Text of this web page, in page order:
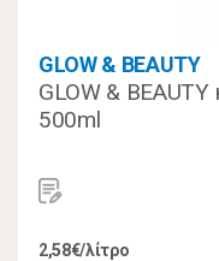
GLOW & BEAUTY
GLOW &
500ml
2,58€/λίτρο